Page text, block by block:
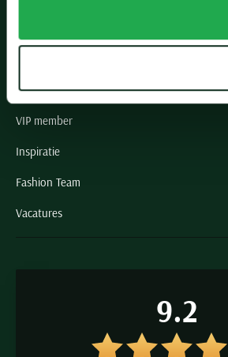
Paul & Shark specialist
VIP member
Inspiratie
Fashion Team
Vacatures
9.2